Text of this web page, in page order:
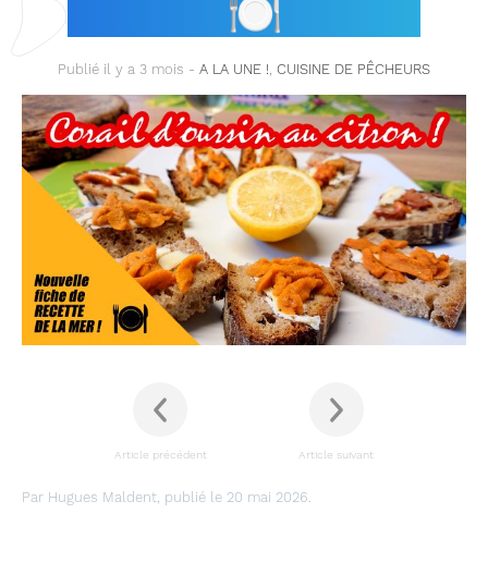
Publié il y a 3 mois - A LA UNE !, CUISINE DE PÊCHEURS
Article précédent Article suivant
Par Hugues Maldent, publié le 20 mai 2026.